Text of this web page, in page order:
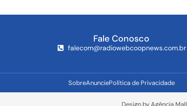
Fale Conosco
falecom@radiowebcoopnews.com.br
SobreAnunciePolítica de Privacidade
Design by Agência Mall